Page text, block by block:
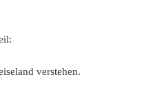
verstehen.